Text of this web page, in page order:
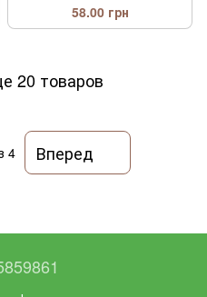
58.00 грн
20 товаров
4 Вперед